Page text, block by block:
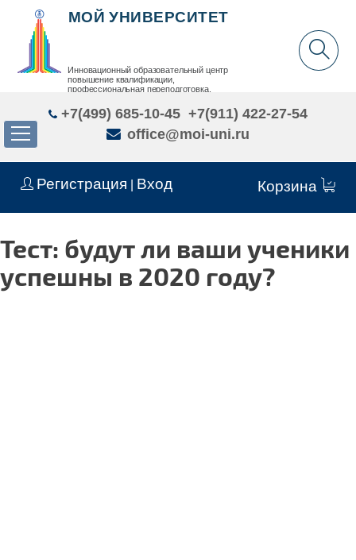
Регистрация Вход Корзина
МОЙ УНИВЕРСИТЕТ
Инновационный образовательный центр
повышение квалификации,
профессиональная переподготовка,
+7(499) 685-10-45 +7(911) 422-27-54
office@moi-uni.ru
Тест: будут ли ваши ученики
успешны в 2020 году?